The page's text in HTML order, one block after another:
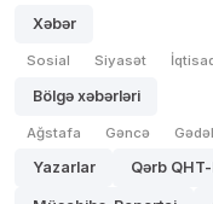
Xəbər
Sosial Siyasət
Bölgə xəbərləri
Ağstafa Gəncə
Yazarlar Qərb